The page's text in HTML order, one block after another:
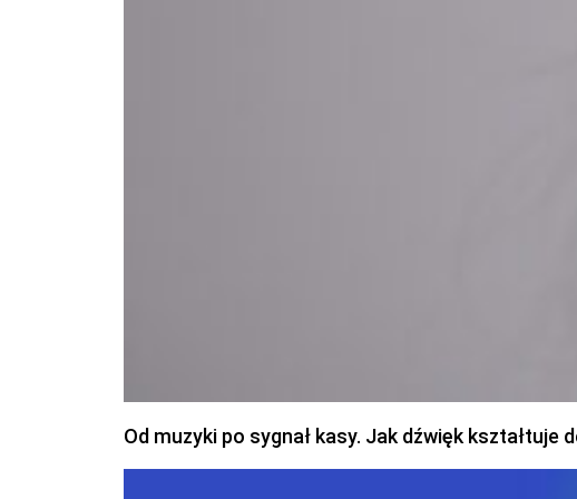
Od muzyki po sygnał kasy. Jak dźwięk